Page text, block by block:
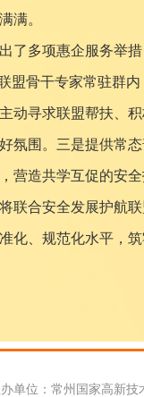
满。
了多项惠企服务举
盟骨干专家常驻群
动寻求联盟帮扶、
氛围。三是提供常
营造共学互促的安
联合安全发展护航
化、规范化水平，
单位：常州国家高新